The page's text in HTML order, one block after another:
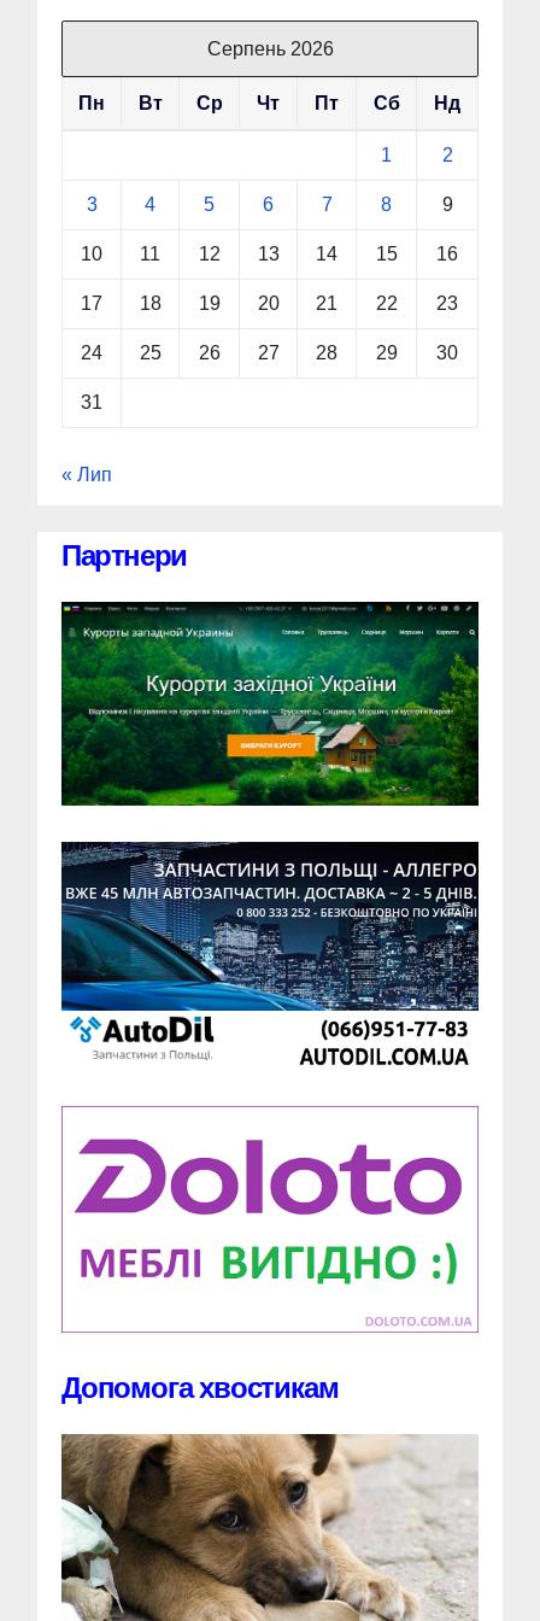
Серпень 2026
Пн Вт Ср Чт Пт Сб Нд
1 2
3 4 5 6 7 8 9
10 11 12 13 14 15 16
17 18 19 20 21 22 23
24 25 26 27 28 29 30
31
« Лип
Партнери
Допомога хвостикам